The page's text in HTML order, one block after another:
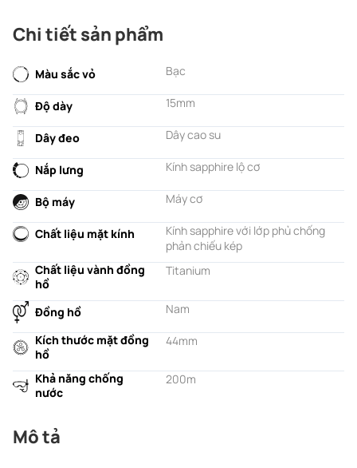
Chi tiết sản phẩm
Màu sắc vỏ Bạc
Độ dày 15mm
Dây đeo Dây cao su
Nắp lưng Kính sapphire lộ cơ
Bộ máy Máy cơ
Chất liệu mặt kính
Kính sapphire với lớp phủ chống
phản chiếu kép
Chất liệu vành đồng
hồ
Titanium
Đồng hồ Nam
Kích thước mặt đồng
hồ
44mm
Khả năng chống
nước
200m
Mô tả